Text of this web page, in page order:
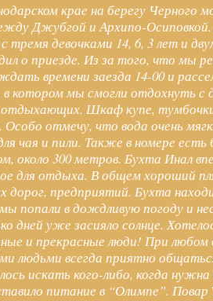
крае на берегу Черного
Джубгой и Архипо-
тремя девочками 14, 6, 3 лет и
о приезде. Из за того, что мы
времени заезда 14-00 и
котором мы смогли отдохнуть
Шкаф купе,
Особо отмечу, что вода очень
чая и пили. Также в номере
около 300 метров. Бухта Инал
для отдыха. В общем хороший
предприятий. Бухта
попали в дождливую погоду и
дней уже засияло солнце.
и прекрасные люди! При любом
людьми всегда приятно
искать кого-либо, когда
питание в “Олимпе”.